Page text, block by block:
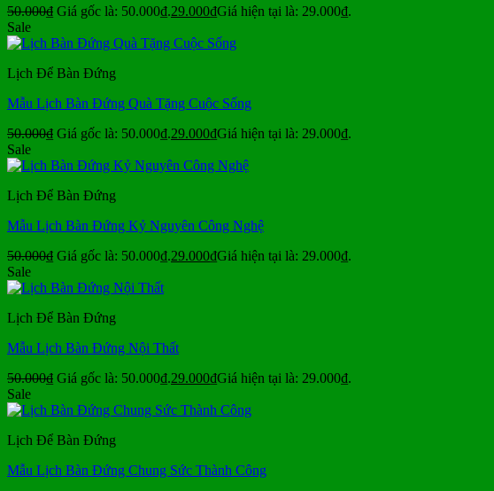
50.000₫ Giá gốc là: 50.000₫.29.000₫Giá hiện tại là: 29.000₫.
Sale
Lịch Để Bàn Đứng
Mẫu Lịch Bàn Đứng Quà Tặng Cuộc Sống
50.000₫ Giá gốc là: 50.000₫.29.000₫Giá hiện tại là: 29.000₫.
Sale
Lịch Để Bàn Đứng
Mẫu Lịch Bàn Đứng Kỷ Nguyên Công Nghệ
50.000₫ Giá gốc là: 50.000₫.29.000₫Giá hiện tại là: 29.000₫.
Sale
Lịch Để Bàn Đứng
Mẫu Lịch Bàn Đứng Nội Thất
50.000₫ Giá gốc là: 50.000₫.29.000₫Giá hiện tại là: 29.000₫.
Sale
Lịch Để Bàn Đứng
Mẫu Lịch Bàn Đứng Chung Sức Thành Công